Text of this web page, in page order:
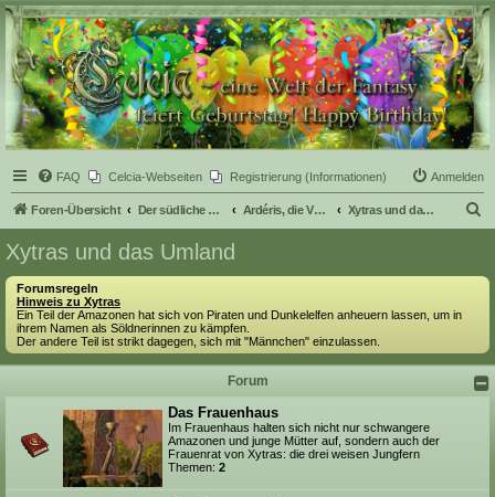
Celcia - eine Welt der
Fantasy
FAQ Celcia-Webseiten Registrierung (Informationen) Anmelden
Foren-Übersicht Der südliche Teil Celcias Ardéris, die Vulkaninsel Xytras und das Umland
Xytras und das Umland
Forumsregeln
Hinweis zu Xytras
Ein Teil der Amazonen hat sich von Piraten und Dunkelelfen anheuern lassen, um in
ihrem Namen als Söldnerinnen zu kämpfen.
Der andere Teil ist strikt dagegen, sich mit "Männchen" einzulassen.
Forum
Das Frauenhaus
Im Frauenhaus halten sich nicht nur schwangere
Amazonen und junge Mütter auf, sondern auch der
Frauenrat von Xytras: die drei weisen Jungfern
Themen: 2